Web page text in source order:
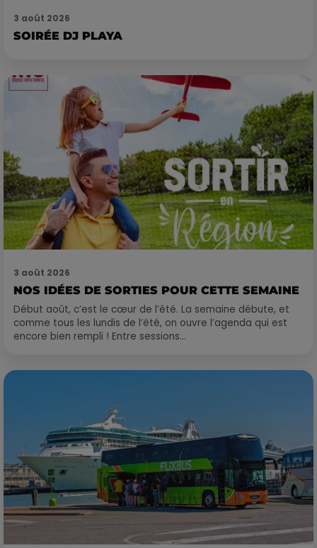
3 août 2026
SOIRÉE DJ PLAYA
3 août 2026
NOS IDÉES DE SORTIES POUR CETTE SEMAINE
Début août, c’est le cœur de l’été. La semaine débute, et
comme tous les lundis de l’été, on ouvre l’agenda qui est
encore bien rempli ! Entre sessions...